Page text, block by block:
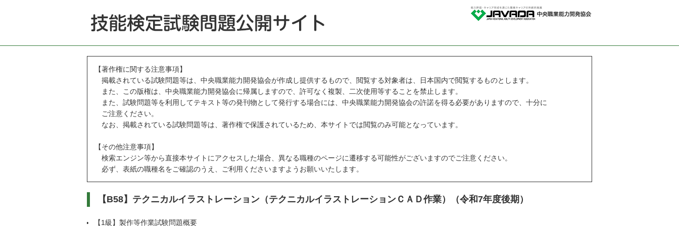
【著作権に関する注意事項】
掲載されている試験問題等は、中央職業能力開発協会が作成し提供するもので、閲覧する対象者は、日本国内で閲覧するものとします。
また、この版権は、中央職業能力開発協会に帰属しますので、許可なく複製、二次使用等することを禁止します。
また、試験問題等を利用してテキスト等の発刊物として発行する場合には、中央職業能力開発協会の許諾を得る必要がありますので、十分に
ご注意ください。
なお、掲載されている試験問題等は、著作権で保護されているため、本サイトでは閲覧のみ可能となっています。
【その他注意事項】
検索エンジン等から直接本サイトにアクセスした場合、異なる職種のページに遷移する可能性がございますのでご注意ください。
必ず、表紙の職種名をご確認のうえ、ご利用くださいますようお願いいたします。
【B58】テクニカルイラストレーション（テクニカルイラストレーションＣＡＤ作業）（令和7年度後期）
【1級】製作等作業試験問題概要